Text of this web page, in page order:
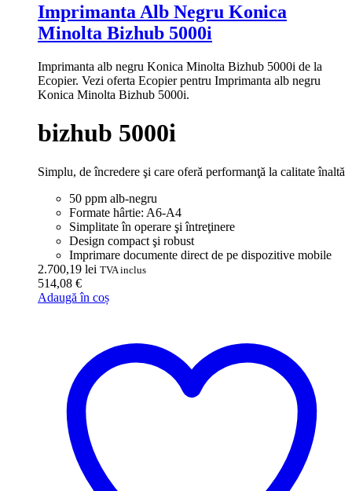
Imprimanta Alb Negru Konica
Minolta Bizhub 5000i
Imprimanta alb negru Konica Minolta Bizhub 5000i de la
Ecopier. Vezi oferta Ecopier pentru Imprimanta alb negru
Konica Minolta Bizhub 5000i.
bizhub 5000i
Simplu, de încredere şi care oferă performanţă la calitate înaltă
50 ppm alb-negru
Formate hârtie: A6-A4
Simplitate în operare şi întreţinere
Design compact şi robust
Imprimare documente direct de pe dispozitive mobile
2.700,19 lei TVA inclus
514,08 €
Adaugă în coș